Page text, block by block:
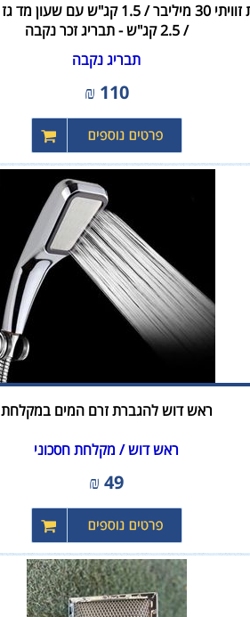
/ 2.5 קג"ש - תבריג זכר נקבה
תבריג נקבה
110
₪
ראש דוש להגברת זרם המים במקלחת
ראש דוש / מקלחת חסכוני
49
₪